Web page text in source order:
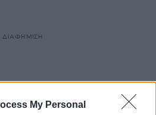
My Personal
ΔΙΑΦΗΜΙΣΗ